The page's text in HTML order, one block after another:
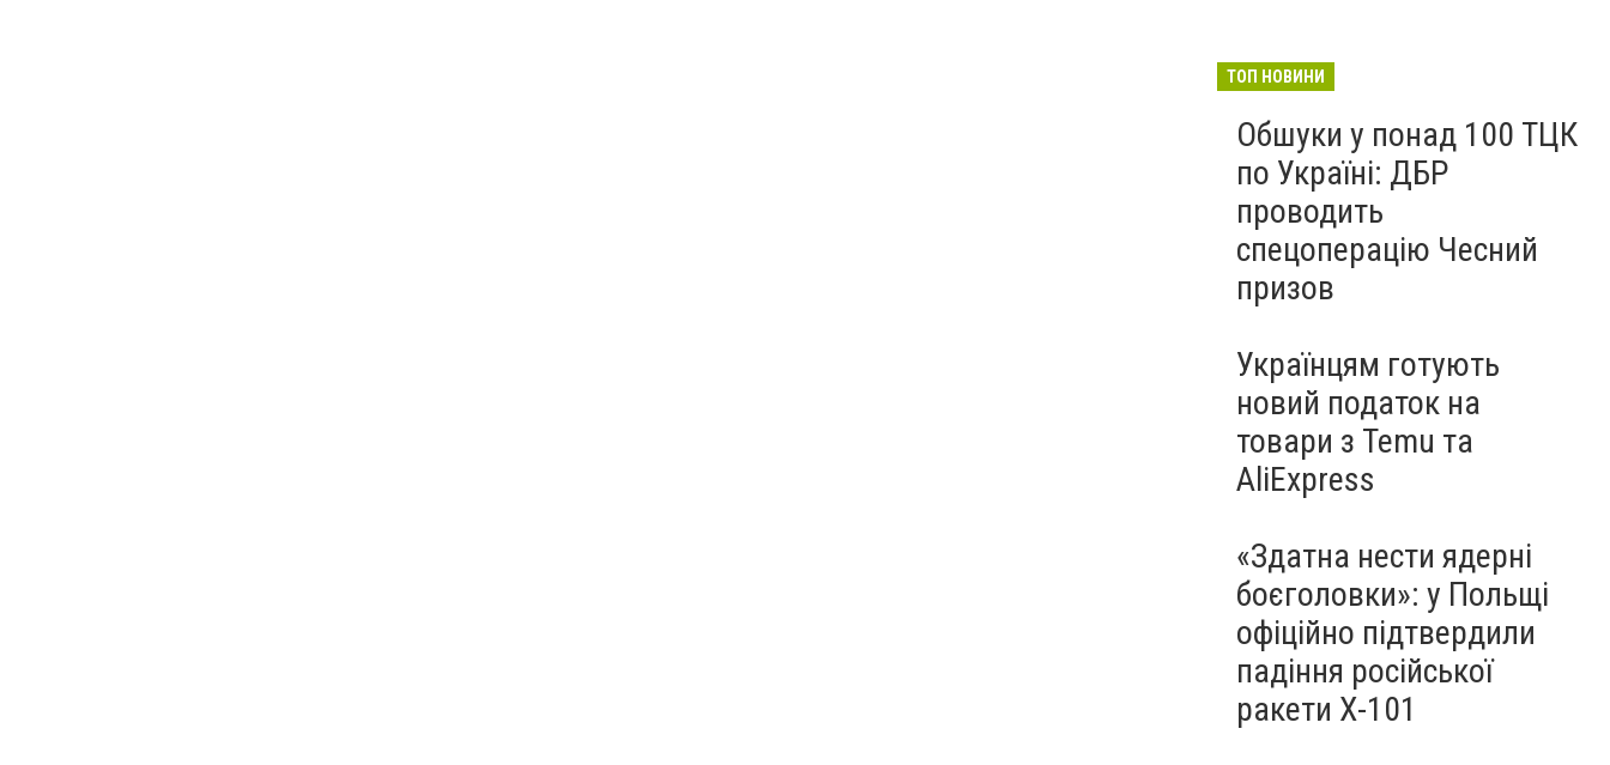
ТОП НОВИНИ
Обшуки у понад 100 ТЦК
по Україні: ДБР
проводить
спецоперацію Чесний
призов
Українцям готують
новий податок на
товари з Temu та
AliExpress
«Здатна нести ядерні
боєголовки»: у Польщі
офіційно підтвердили
падіння російської
ракети Х-101